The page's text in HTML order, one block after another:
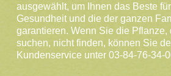
ausgewählt, um Ihnen das Beste
Gesundheit und die der ganzen
garantieren. Wenn Sie die Pflanze,
suchen, nicht finden, können Sie
Kundenservice unter 03-84-76-34-